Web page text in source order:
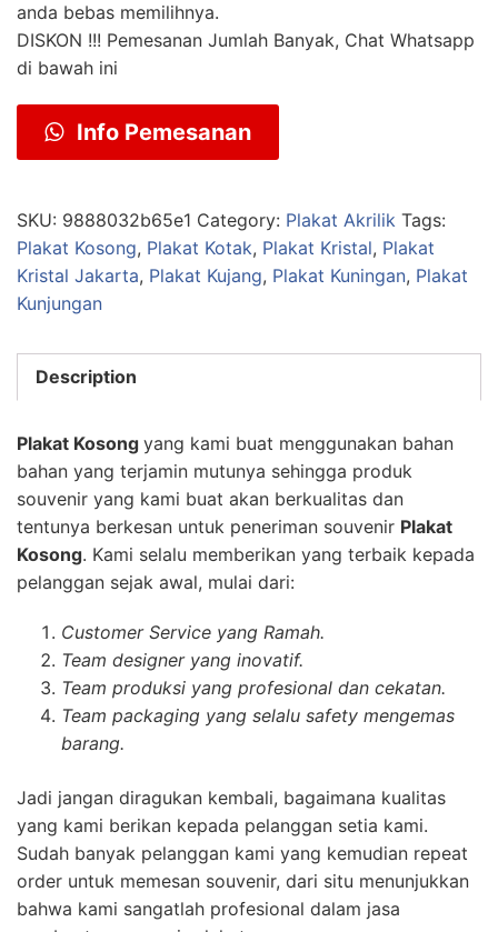
anda bebas memilihnya.
DISKON !!! Pemesanan Jumlah Banyak, Chat Whatsapp
di bawah ini
Info Pemesanan
SKU: 9888032b65e1 Category: Plakat Akrilik Tags:
Plakat Kosong, Plakat Kotak, Plakat Kristal, Plakat
Kristal Jakarta, Plakat Kujang, Plakat Kuningan, Plakat
Kunjungan
Description
Plakat Kosong yang kami buat menggunakan bahan
bahan yang terjamin mutunya sehingga produk
souvenir yang kami buat akan berkualitas dan
tentunya berkesan untuk peneriman souvenir Plakat
Kosong. Kami selalu memberikan yang terbaik kepada
pelanggan sejak awal, mulai dari:
Customer Service yang Ramah.
Team designer yang inovatif.
Team produksi yang profesional dan cekatan.
Team packaging yang selalu safety mengemas
barang.
Jadi jangan diragukan kembali, bagaimana kualitas
yang kami berikan kepada pelanggan setia kami.
Sudah banyak pelanggan kami yang kemudian repeat
order untuk memesan souvenir, dari situ menunjukkan
bahwa kami sangatlah profesional dalam jasa